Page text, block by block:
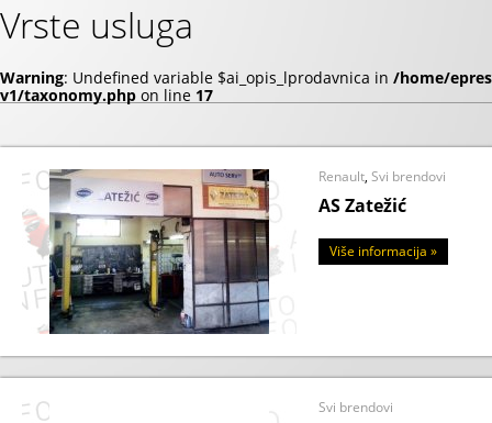
Vrste usluga
Warning: Undefined variable $ai_opis_lprodavnica in /home/
v1/taxonomy.php on line 17
Renault, Svi brendovi
AS Zatežić
Više informacija »
Svi brendovi